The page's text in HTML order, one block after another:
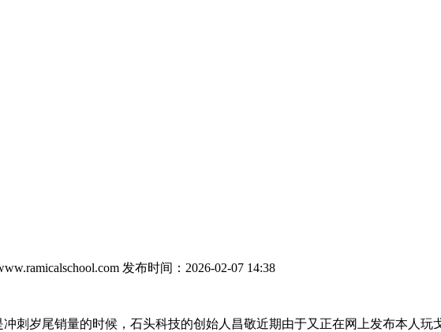
发布时间：2026-02-07 14:38
岁尾销量的时候，石头科技的创始人昌敬近期由于又正在网上发布本人玩